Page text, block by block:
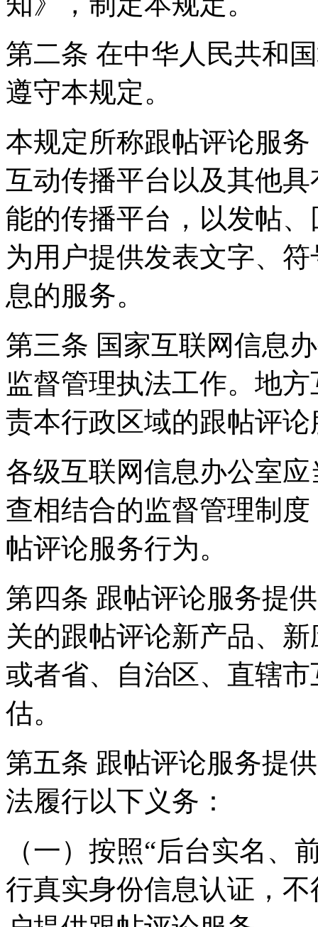
第二条 在中华人民共和
遵守本规定。
本规定所称跟帖评论服
互动传播平台以及其他
能的传播平台，以发帖
为用户提供发表文字、
息的服务。
第三条 国家互联网信息
监督管理执法工作。地
责本行政区域的跟帖评
各级互联网信息办公室
查相结合的监督管理制
帖评论服务行为。
第四条 跟帖评论服务提
关的跟帖评论新产品、
或者省、自治区、直辖
估。
第五条 跟帖评论服务提
法履行以下义务：
（一）按照“后台实名、
行真实身份信息认证，